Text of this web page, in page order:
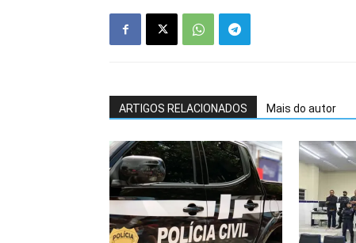
ARTIGOS RELACIONADOS Mais do autor